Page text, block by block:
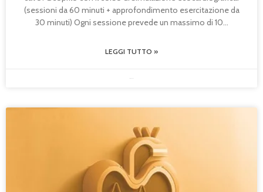
(sessioni da 60 minuti + approfondimento esercitazione da
30 minuti) Ogni sessione prevede un massimo di 10
LEGGI TUTTO »